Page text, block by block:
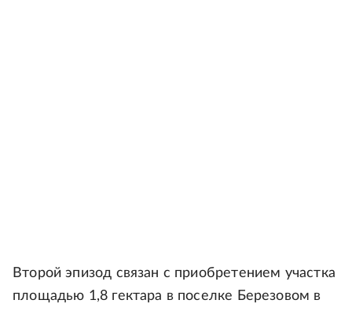
Второй эпизод связан с приобретением участка
площадью 1,8 гектара в поселке Березовом в